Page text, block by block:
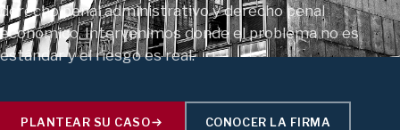
derecho penal administrativo y derecho penal
económico. Intervenimos donde el problema no es
estándar y el riesgo es real.
PLANTEAR SU CASO CONOCER LA FIRMA